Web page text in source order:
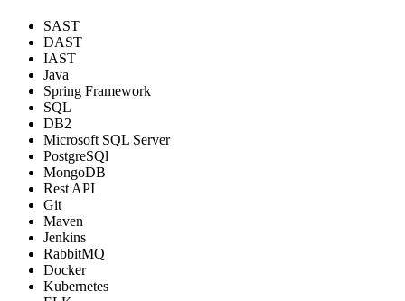
SAST
DAST
IAST
Java
Spring Framework
SQL
DB2
Microsoft SQL Server
PostgreSQl
MongoDB
Rest API
Git
Maven
Jenkins
RabbitMQ
Docker
Kubernetes